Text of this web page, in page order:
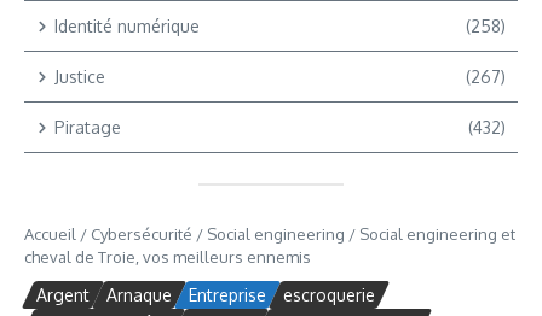
Identité numérique (258)
Justice (267)
Piratage (432)
Accueil / Cybersécurité / Social engineering / Social engineering et
cheval de Troie, vos meilleurs ennemis
Argent Arnaque Entreprise
escroquerie